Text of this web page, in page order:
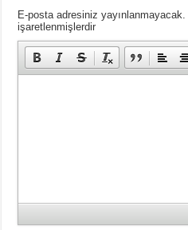
E-posta adresiniz yayınlanmayacak.
işaretlenmişlerdir